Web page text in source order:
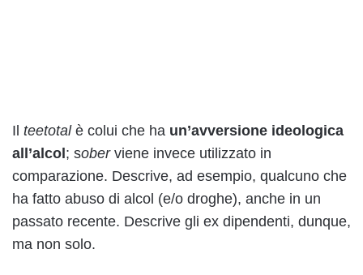
Il teetotalè colui che ha un’avversione ideologica
all’alcol; soberviene invece utilizzato in
comparazione. Descrive, ad esempio, qualcuno che
ha fatto abuso di alcol (e/o droghe), anche in un
passato recente. Descrive gli ex dipendenti, dunque,
ma non solo.